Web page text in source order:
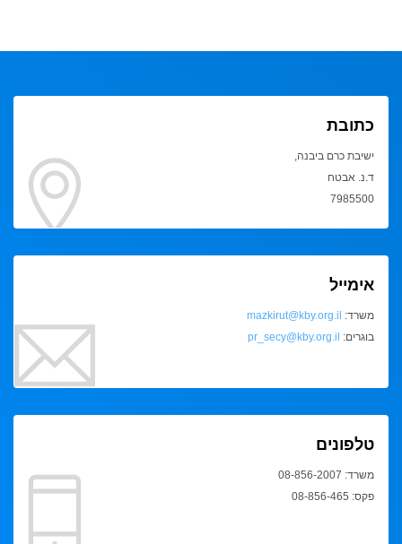
כתובת
ישיבת כרם ביבנה,
ד.נ. אבטח
7985500
אימייל
משרד: mazkirut@kby.org.il
בוגרים: pr_secy@kby.org.il
טלפונים
משרד: 08-856-2007
פקס: 08-856-465